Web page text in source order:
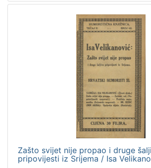
Zašto svijet nije propao i druge
pripovijesti iz Srijema / Isa